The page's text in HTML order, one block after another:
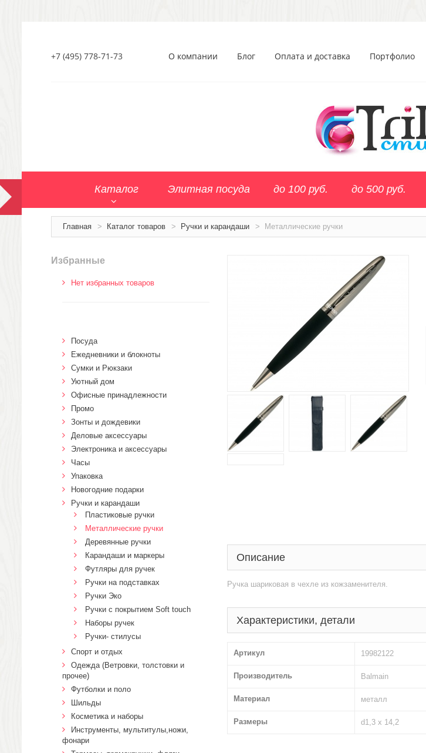
+7 (495) 778-71-73 О компании Блог Оплата и доставка Портфолио
Каталог Элитная посуда до 100 руб. до 500 руб.
Главная > Каталог товаров > Ручки и карандаши > Металлические ручки
Описание
Ручка шариковая в чехле из кожзаменителя.
Характеристики, детали
Артикул 19982122
Производитель Balmain
Материал металл
Размеры d1,3 х 14,2
Избранные
Нет избранных товаров
Посуда
Ежедневники и блокноты
Сумки и Рюкзаки
Уютный дом
Офисные принадлежности
Промо
Зонты и дождевики
Деловые аксессуары
Электроника и аксессуары
Часы
Упаковка
Новогодние подарки
Ручки и карандаши
Пластиковые ручки
Металлические ручки
Деревянные ручки
Карандаши и маркеры
Футляры для ручек
Ручки на подставках
Ручки Эко
Ручки с покрытием Soft touch
Наборы ручек
Ручки- стилусы
Спорт и отдых
Одежда (Ветровки, толстовки и
прочее)
Футболки и поло
Шильды
Косметика и наборы
Инструменты, мультитулы,ножи,
фонари